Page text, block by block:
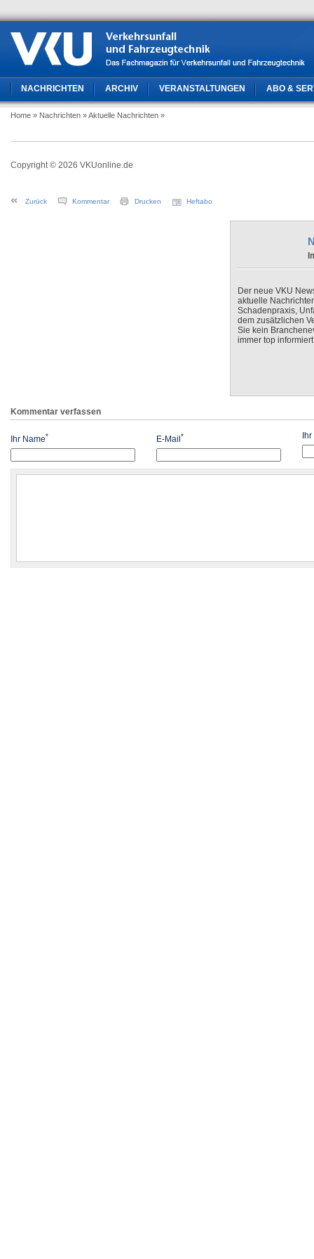
NACHRICHTEN ARCHIV VERANSTALTUNGEN ABO &
Home » Nachrichten » Aktuelle Nachrichten »
Copyright © 2026 VKUonline.de
Zurück Kommentar Drucken Heftabo
Der neue VKU
aktuelle
Schadenpraxis,
dem zusätzlichen
Sie kein
immer top
Kommentar verfassen
Ihr Name* E-Mail *